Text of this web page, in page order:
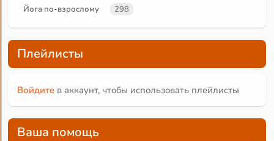
Йога по-взрослому 298
Плейлисты
Войдите в аккаунт, чтобы использовать плейлисты
Ваша помощь